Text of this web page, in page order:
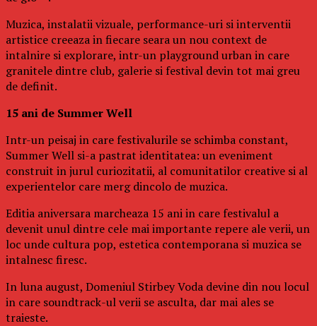
Muzica, instalatii vizuale, performance-uri si interventii
artistice creeaza in fiecare seara un nou context de
intalnire si explorare, intr-un playground urban in care
granitele dintre club, galerie si festival devin tot mai greu
de definit.
15 ani de Summer Well
Intr-un peisaj in care festivalurile se schimba constant,
Summer Well si-a pastrat identitatea: un eveniment
construit in jurul curiozitatii, al comunitatilor creative si al
experientelor care merg dincolo de muzica.
Editia aniversara marcheaza 15 ani in care festivalul a
devenit unul dintre cele mai importante repere ale verii, un
loc unde cultura pop, estetica contemporana si muzica se
intalnesc firesc.
In luna august, Domeniul Stirbey Voda devine din nou locul
in care soundtrack-ul verii se asculta, dar mai ales se
traieste.